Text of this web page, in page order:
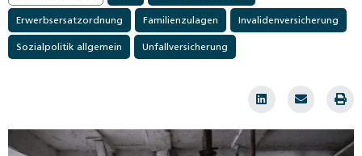
Erwerbsersatzordnung Familienzulagen Invalidenversicherung
Sozialpolitik allgemein Unfallversicherung